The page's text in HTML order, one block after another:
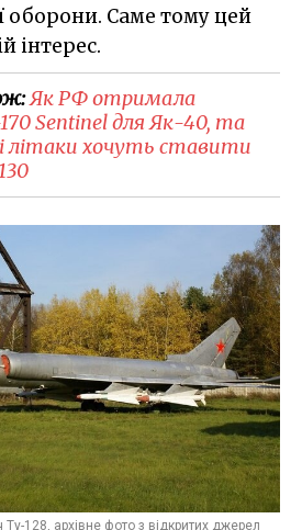
оборони. Саме тому цей
інтерес.
Як РФ отримала
Sentinel для Як-40, та
літаки хочуть ставити
128, архівне фото з відкритих джерел